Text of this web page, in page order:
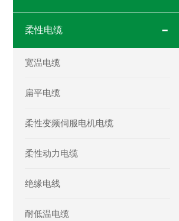
柔性电缆
宽温电缆
扁平电缆
柔性变频伺服电机电缆
柔性动力电缆
绝缘电线
耐低温电缆